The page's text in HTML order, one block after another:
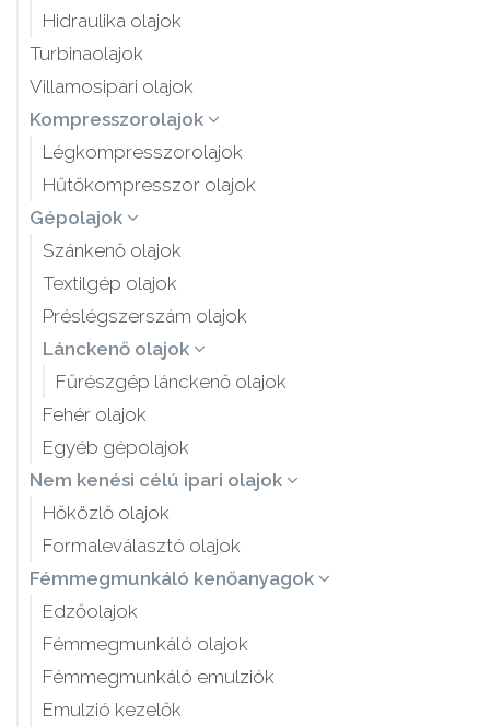
Hidraulika olajok
Turbinaolajok
Villamosipari olajok
Kompresszorolajok
Légkompresszorolajok
Hűtőkompresszor olajok
Gépolajok
Szánkenő olajok
Textilgép olajok
Préslégszerszám olajok
Lánckenő olajok
Fűrészgép lánckenő olajok
Fehér olajok
Egyéb gépolajok
Nem kenési célú ipari olajok
Hőközlő olajok
Formaleválasztó olajok
Fémmegmunkáló kenőanyagok
Edzőolajok
Fémmegmunkáló olajok
Fémmegmunkáló emulziók
Emulzió kezelők